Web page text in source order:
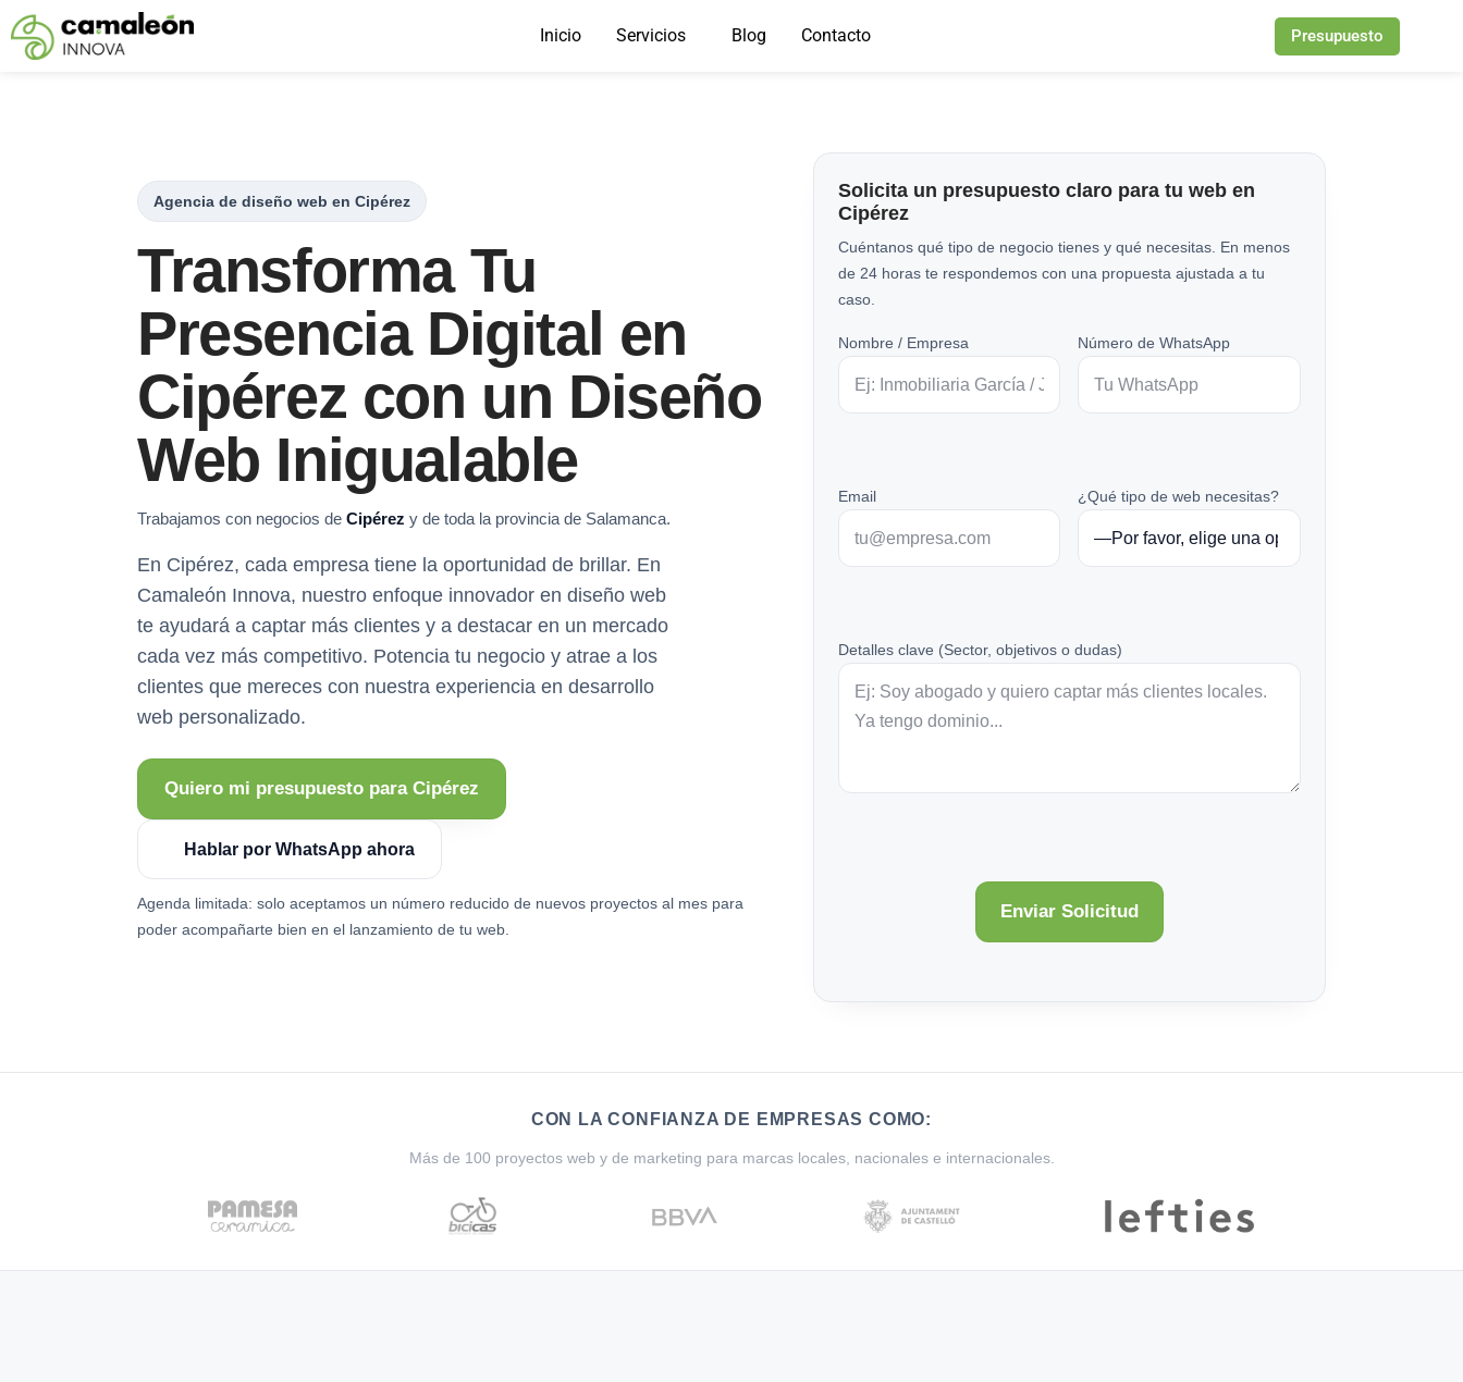
Saltar
Inicio Servicios Blog Contacto Presupuesto
Agencia de diseño web en Cipérez
Transforma Tu
Presencia Digital en
Cipérez con un Diseño
Web Inigualable
Trabajamos con negocios de Cipérez y de toda la provincia de Salamanca.
En Cipérez, cada empresa tiene la oportunidad de brillar. En
Camaleón Innova, nuestro enfoque innovador en diseño web
te ayudará a captar más clientes y a destacar en un mercado
cada vez más competitivo. Potencia tu negocio y atrae a los
clientes que mereces con nuestra experiencia en desarrollo
web personalizado.
Quiero mi presupuesto para Cipérez
Hablar por WhatsApp ahora
Agenda limitada: solo aceptamos un número reducido de nuevos proyectos al mes para
poder acompañarte bien en el lanzamiento de tu web.
Solicita un presupuesto claro para tu web en
Cipérez
Cuéntanos qué tipo de negocio tienes y qué necesitas. En menos
de 24 horas te respondemos con una propuesta ajustada a tu
caso.
Nombre / Empresa Número de WhatsApp
Email ¿Qué tipo de web necesitas?
Detalles clave (Sector, objetivos o dudas)
CON LA CONFIANZA DE EMPRESAS COMO:
Más de 100 proyectos web y de marketing para marcas locales, nacionales e internacionales.